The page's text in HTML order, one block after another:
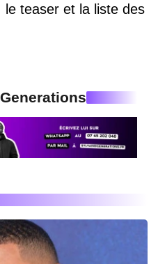
le teaser et la liste des